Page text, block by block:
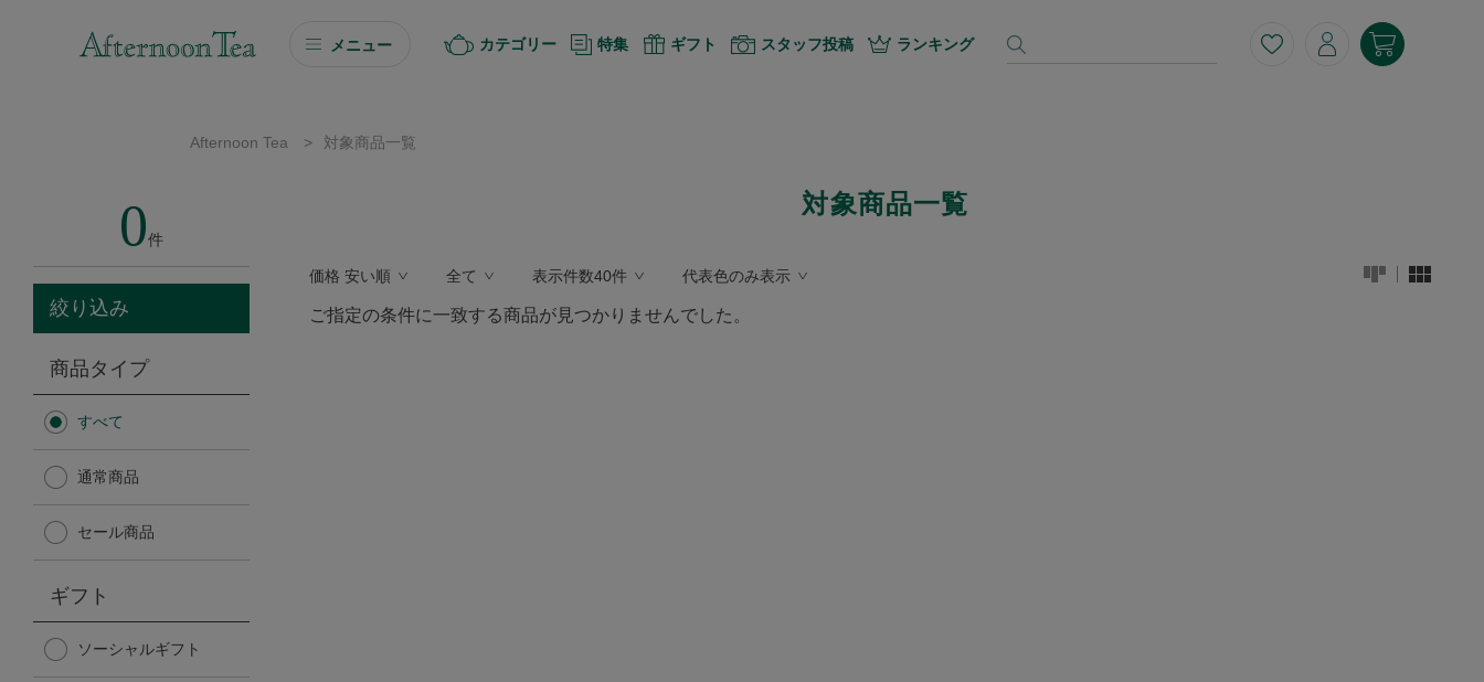
メニュー
ソーシャルギフト
カタログギフト
Afternoon Tea TEAROOM
Afternoon Tea TEAROOM
カテゴリー 特集 ギフト スタッフ投稿 ランキング
Afternoon Tea > 対象商品一覧
0件
絞り込み
商品タイプ
すべて
通常商品
セール商品
ギフト
ソーシャルギフト
対象商品一覧
価格 安い順 全て 表示件数40件 代表色のみ表示
ご指定の条件に一致する商品が見つかりませんでした。